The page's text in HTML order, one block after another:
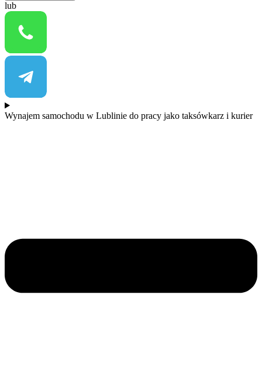
lub
Wynajem samochodu w Lublinie do pracy jako taksówkarz i kurier